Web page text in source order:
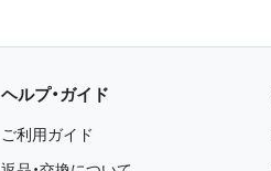
ヘルプ・ガイド
ご利用ガイド